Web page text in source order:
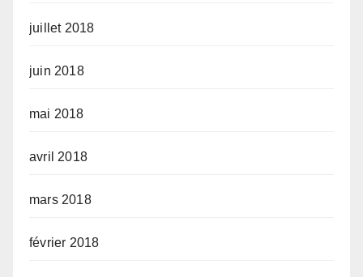
juillet 2018
juin 2018
mai 2018
avril 2018
mars 2018
février 2018